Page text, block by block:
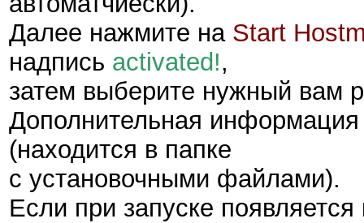
Далее нажмите на Start
надпись activated!,
затем выберите нужный вам
Дополнительная
(находится в папке
с установочными файлами).
Если при запуске